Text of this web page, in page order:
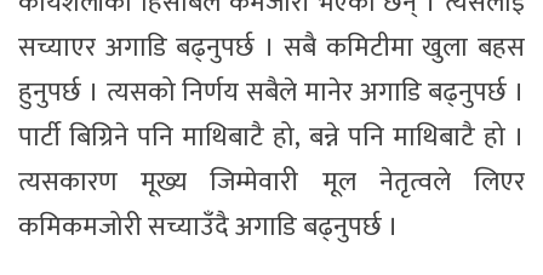
सच्याएर अगाडि बढ्नुपर्छ । सबै कमिटीमा खुला बहस
हुनुपर्छ । त्यसको निर्णय सबैले मानेर अगाडि बढ्नुपर्छ ।
पार्टी बिग्रिने पनि माथिबाटै हो, बन्ने पनि माथिबाटै हो ।
त्यसकारण मूख्य जिम्मेवारी मूल नेतृत्वले लिएर
कमिकमजोरी सच्याउँदै अगाडि बढ्नुपर्छ ।